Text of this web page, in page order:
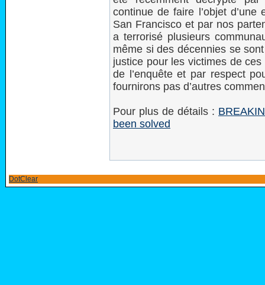
continue de faire l’objet
San Francisco et par nos
a terrorisé plusieurs
même si des décennies se
justice pour les victimes de
de l’enquête et par respect
fournirons pas d’autres
Pour plus de détails :
been solved
DotClear